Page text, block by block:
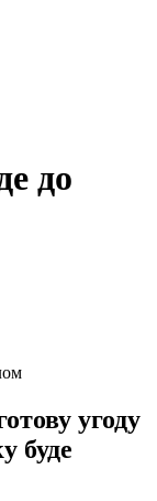
до
угоду
буде